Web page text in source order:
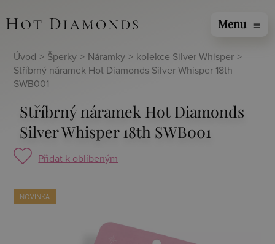
Menu menu
Úvod > Šperky > Náramky > kolekce Silver Whisper >
Stříbrný náramek Hot Diamonds Silver Whisper 18th
SWB001
Stříbrný náramek Hot Diamonds
Silver Whisper 18th SWB001
Přidat k oblíbeným
NOVINKA